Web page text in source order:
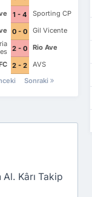
1 - 4
Sporting CP
0 - 0
Gil Vicente
2 - 0
Rio Ave
2 - 2
AVS
Sonraki
Kârı Takip